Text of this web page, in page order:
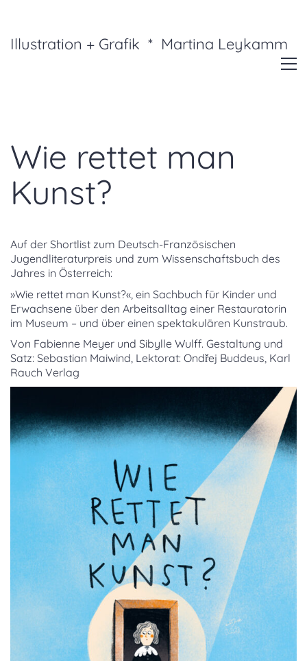
Illustration + Grafik * Martina Leykamm
Wie rettet man
Kunst?
Auf der Shortlist zum Deutsch-Französischen
Jugendliteraturpreis und zum Wissenschaftsbuch des
Jahres in Österreich:
»Wie rettet man Kunst?«, ein Sachbuch für Kinder und
Erwachsene über den Arbeitsalltag einer Restauratorin
im Museum – und über einen spektakulären Kunstraub.
Von Fabienne Meyer und Sibylle Wulff. Gestaltung und
Satz: Sebastian Maiwind, Lektorat: Ondřej Buddeus, Karl
Rauch Verlag